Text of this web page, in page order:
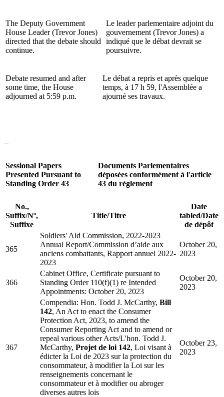
The Deputy Government
House Leader (Trevor Jones)
directed that the debate should
continue.
Le leader parlementaire adjoint du
gouvernement (Trevor Jones) a
indiqué que le débat devrait se
poursuivre.
Debate resumed and after
some time, the House
adjourned at 5:59 p.m.
Le débat a repris et après quelque
temps, à 17 h 59, l'Assemblée a
ajourné ses travaux.
Sessional Papers
Presented Pursuant to
Standing Order 43
Documents Parlementaires
déposées conformément à l'article
43 du règlement
No.,
Suffix/Nº,
Suffixe
Title/Titre
Date
tabled/Date
de dépôt
365
Soldiers' Aid Commission, 2022-2023
Annual Report/Commission d’aide aux
anciens combattants, Rapport annuel 2022-
2023
October 20,
2023
366
Cabinet Office, Certificate pursuant to
Standing Order 110(f)(1) re Intended
Appointments: October 20, 2023
October 20,
2023
367
Compendia: Hon. Todd J. McCarthy, Bill
142, An Act to enact the Consumer
Protection Act, 2023, to amend the
Consumer Reporting Act and to amend or
repeal various other Acts/L'hon. Todd J.
McCarthy, Projet de loi 142, Loi visant à
édicter la Loi de 2023 sur la protection du
consommateur, à modifier la Loi sur les
renseignements concernant le
consommateur et à modifier ou abroger
diverses autres lois
October 23,
2023